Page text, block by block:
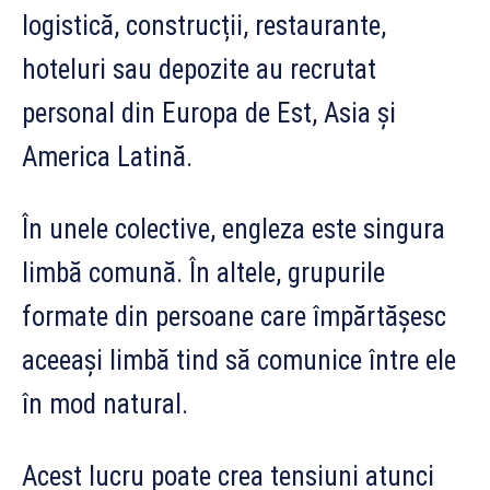
logistică, construcții, restaurante,
hoteluri sau depozite au recrutat
personal din Europa de Est, Asia și
America Latină.
În unele colective, engleza este singura
limbă comună. În altele, grupurile
formate din persoane care împărtășesc
aceeași limbă tind să comunice între ele
în mod natural.
Acest lucru poate crea tensiuni atunci